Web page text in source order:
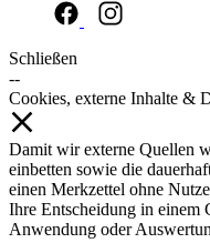
Schließen
--
Cookies, externe Inhalte &
Damit wir externe Quellen
einbetten sowie die
einen Merkzettel ohne
Ihre Entscheidung in einem
Anwendung oder